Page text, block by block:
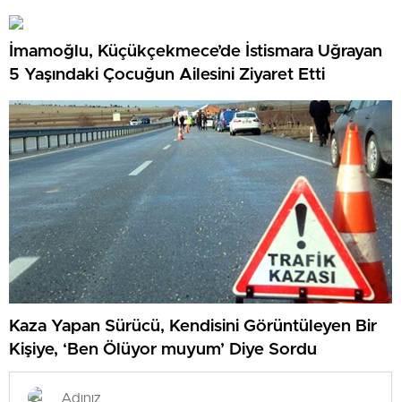
İmamoğlu, Küçükçekmece’de İstismara Uğrayan
5 Yaşındaki Çocuğun Ailesini Ziyaret Etti
Kaza Yapan Sürücü, Kendisini Görüntüleyen Bir
Kişiye, ‘Ben Ölüyor muyum’ Diye Sordu